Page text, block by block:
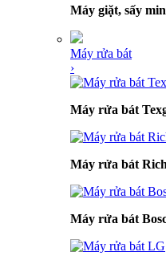
Máy giặt, sấy
Máy rửa bát
›
Máy rửa bát
Máy rửa bát
Máy rửa bát